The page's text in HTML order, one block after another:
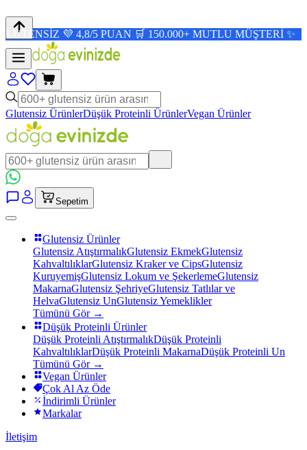
4,8/5 PUAN 🛒 150.000+ MUTLU MÜŞTERİ ✨
Glutensiz ÜrünlerDüşük Proteinli ÜrünlerVegan Ürünler
Sepetim
Glutensiz Ürünler
Glutensiz AtıştırmalıkGlutensiz EkmekGlutensiz
KahvaltılıklarGlutensiz Kraker ve CipsGlutensiz
KuruyemişGlutensiz Lokum ve ŞekerlemeGlutensiz
MakarnaGlutensiz ŞehriyeGlutensiz Tatlılar ve
HelvaGlutensiz UnGlutensiz Yemeklikler
Tümünü Gör →
Düşük Proteinli Ürünler
Düşük Proteinli AtıştırmalıkDüşük Proteinli
KahvaltılıklarDüşük Proteinli MakarnaDüşük Proteinli Un
Tümünü Gör →
Vegan Ürünler
Çok Al Az Öde
İndirimli Ürünler
Markalar
İletişim